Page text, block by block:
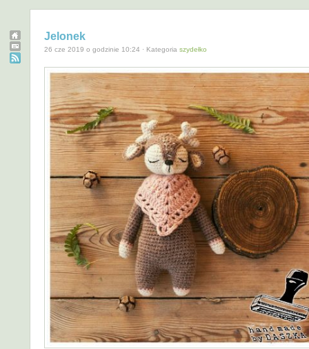
Jelonek
26 cze 2019 o godzinie 10:24 · Kategoria szydełko